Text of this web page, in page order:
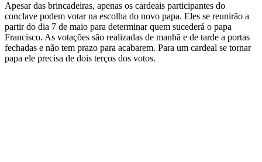
Apesar das brincadeiras, apenas os cardeais participantes do
conclave podem votar na escolha do novo papa. Eles se reunirão a
partir do dia 7 de maio para determinar quem sucederá o papa
Francisco. As votações são realizadas de manhã e de tarde a portas
fechadas e não tem prazo para acabarem. Para um cardeal se tornar
papa ele precisa de dois terços dos votos.